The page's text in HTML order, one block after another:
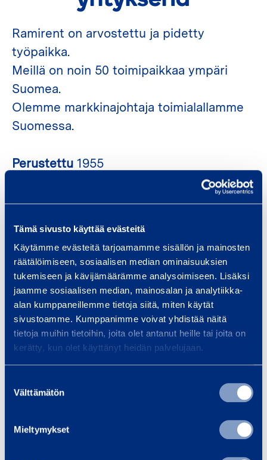
Tämä sivusto käyttää evästeitä
Käytämme evästeitä tarjoamamme sisällön ja mainosten
räätälöimiseen, sosiaalisen median ominaisuuksien
tukemiseen ja kävijämäärämme analysoimiseen. Lisäksi
jaamme sosiaalisen median, mainosalan ja analytiikka-
alan kumppaneillemme tietoja siitä, miten käytät
sivustoamme. Kumppanimme voivat yhdistää näitä
tietoja muihin tietoihin, joita olet antanut heille tai joita on
kerätty, kun olet käyttänyt heidän palvelujaan.
valinta
Välttämätön
Mieltymykset
Ramirent on arvostettu ja pidetty
työpaikka.
Meillä on noin 50 toimipaikkaa ympäri
Suomea.
Olemme markkinajohtaja toimialallamme
Suomessa.
Perustettu 1955
Liikevaihto195 milj. €
Aloitus
Työpaikat
Harjoittelupaikat ja opinnäytetyöt